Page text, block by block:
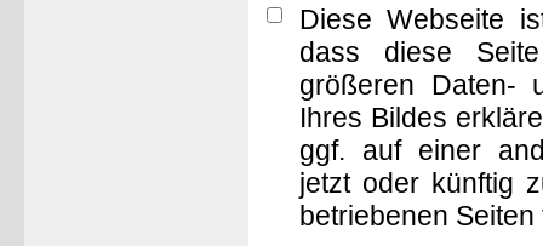
Diese Webseite
dass diese
größeren Daten-
Ihres Bildes
ggf. auf einer
jetzt oder künftig
betriebenen